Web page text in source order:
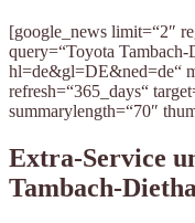
[google_news limit=“2″
query=“Toyota
hl=de&gl=DE&ned=de“
refresh=“365_days“
summarylength=“70″
Extra-Service
Tambach-